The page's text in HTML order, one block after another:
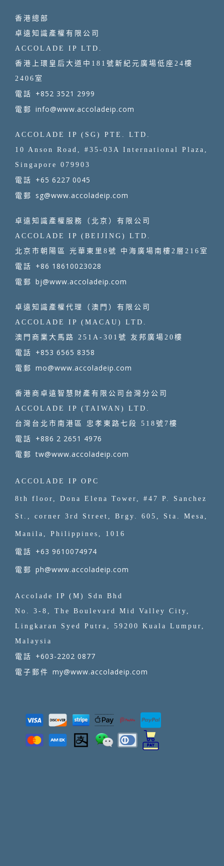
香港總部
卓遠知識產權有限公司
ACCOLADE IP LTD.
香港上環皇后大道中181號新紀元廣場低座24樓
2406室
電話 +852 3521 2999
電郵 info@www.accoladeip.com
ACCOLADE IP (SG) PTE. LTD.
10 Anson Road, #35-03A International Plaza,
Singapore 079903
電話 +65 6227 0045
電郵 sg@www.accoladeip.com
卓遠知識產權服務（北京）有限公司
ACCOLADE IP (BEIJING) LTD.
北京市朝陽區 光華東里8號 中海廣場南樓2層216室
電話 +86 18610023028
電郵 bj@www.accoladeip.com
卓遠知識產權代理（澳門）有限公司
ACCOLADE IP (MACAU) LTD.
澳門商業大馬路 251A-301號 友邦廣場20樓
電話 +853 6565 8358
電郵 mo@www.accoladeip.com
香港商卓遠智慧財產有限公司台灣分公司
ACCOLADE IP (TAIWAN) LTD.
台灣台北市南港區 忠孝東路七段 518號7樓
電話 +886 2 2651 4976
電郵tw@www.accoladeip.com
ACCOLADE IP OPC
8th floor, Dona Elena Tower, #47 P. Sanchez
St., corner 3rd Street, Brgy. 605, Sta. Mesa,
Manila, Philippines, 1016
電話 +63 9610074974
電郵 ph@www.accoladeip.com
Accolade IP (M) Sdn Bhd
No. 3-8, The Boulevard Mid Valley City,
Lingkaran Syed Putra, 59200 Kuala Lumpur,
Malaysia
電話 +603-2202 0877
電子郵件 my@www.accoladeip.com